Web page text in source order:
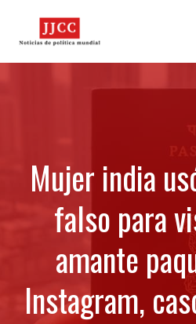
Mujer india
falso para
amante
Instagram,